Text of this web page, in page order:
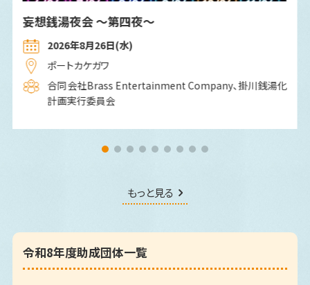
妄想銭湯夜会 〜第四夜〜
2026年8月26日(水)
ポートカケガワ
合同会社Brass Entertainment Company、掛川銭湯化
計画実行委員会
もっと見る
令和8年度助成団体一覧